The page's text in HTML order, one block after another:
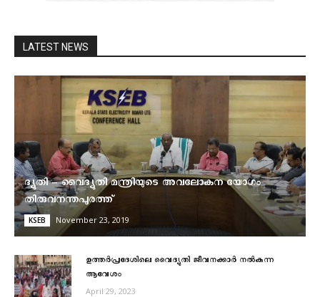
LATEST NEWS
ദ്യുതി – വൈദ്യുതി മന്ത്രിയുടെ അവലോകന യോഗം
തിരുവനന്തപുരത്ത്
KSEB November 23, 2019
ഉത്തർപ്രദേശിലെ വൈദ്യുതി ജീവനക്കാർ നല്‍കുന്ന
ആവേശം
April 29, 2023